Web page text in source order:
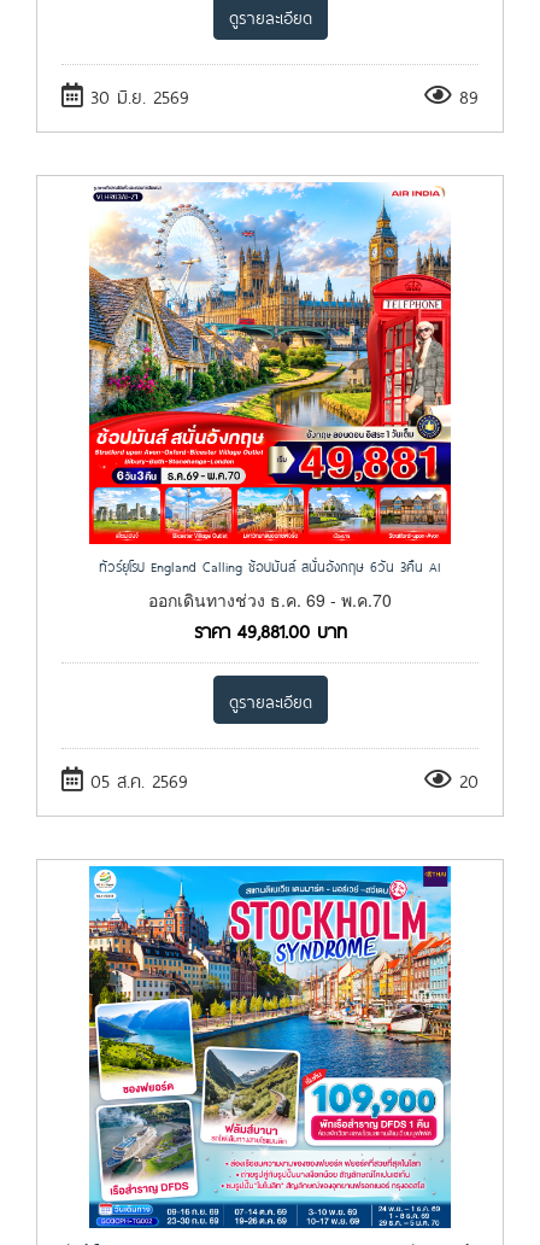
ดูรายละเอียด
30 มิ.ย. 2569 89
ทัวร์ยุโรป England Calling ช้อปมันส์ สนั่นอังกฤษ 6วัน 3คืน AI
ออกเดินทางช่วง ธ.ค. 69 - พ.ค.70
ราคา 49,881.00บาท
ดูรายละเอียด
05 ส.ค. 2569 20